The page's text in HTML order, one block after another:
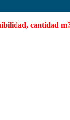
cantidad